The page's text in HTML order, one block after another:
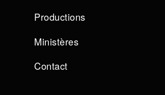
Productions
Ministères
Contact